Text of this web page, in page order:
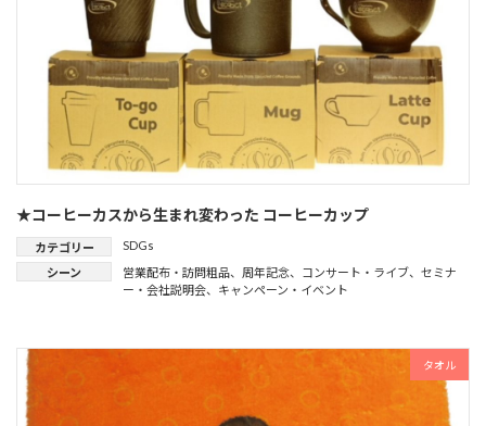
★コーヒーカスから生まれ変わった コーヒーカップ
カテゴリー
SDGs
シーン
営業配布・訪問粗品、 周年記念、 コンサート・ライブ、 セミナ
ー・会社説明会、 キャンペーン・イベント
タオル